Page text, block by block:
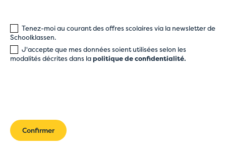
Tenez-moi au courant des offres scolaires via la newsletter de
Schoolklassen.
J'accepte que mes données soient utilisées selon les
modalités décrites dans lapolitique de confidentialité.
Confirmer